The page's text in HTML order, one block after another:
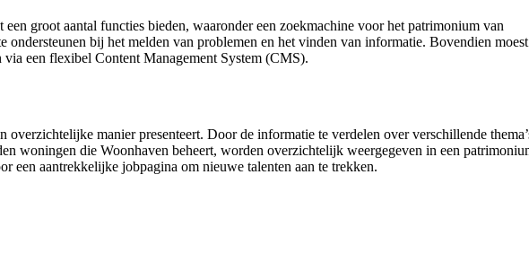
groot aantal functies bieden, waaronder een zoekmachine voor het patrimonium van
bij het melden van problemen en het vinden van informatie. Bovendien moest
een flexibel Content Management System (CMS).
manier presenteert. Door de informatie te verdelen over verschillende
woningen die Woonhaven beheert, worden overzichtelijk weergegeven in een
een aantrekkelijke jobpagina om nieuwe talenten aan te trekken.